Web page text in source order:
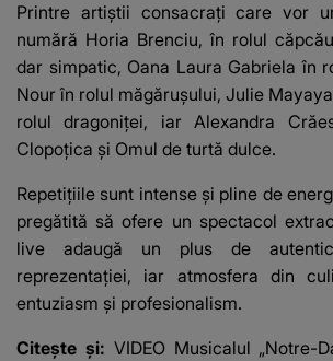
fanilor
Printre artiștii consacrați care vor
numără Horia Brenciu, în rolul
dar simpatic, Oana Laura Gabriela în
Nour în rolul măgărușului, Julie
rolul dragoniței, iar Alexandra
Clopoțica și Omul de turtă dulce.
Repetițiile sunt intense și pline de
pregătită să ofere un spectacol
live adaugă un plus de
reprezentației, iar atmosfera din
entuziasm și profesionalism.
Citește și: VIDEO Musicalul „Notre-